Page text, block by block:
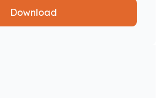
Download